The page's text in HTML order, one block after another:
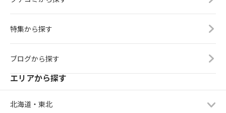
特集から探す
ブログから探す
エリアから探す
北海道・東北